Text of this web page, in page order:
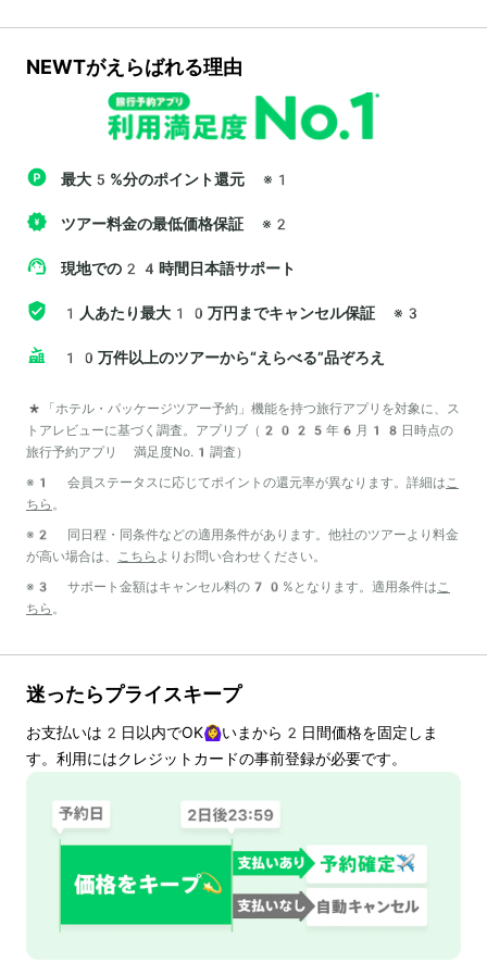
NEWTがえらばれる理由
最大5%分のポイント還元 ※1
ツアー料金の最低価格保証 ※2
現地での24時間日本語サポート
1人あたり最大10万円までキャンセル保証 ※3
10万件以上のツアーから“えらべる”品ぞろえ
*「ホテル・パッケージツアー予約」機能を持つ旅行アプリを対象に、ス
トアレビューに基づく調査。アプリブ（2025年6月18日時点の
旅行予約アプリ 満足度No.1調査）
※1 会員ステータスに応じてポイントの還元率が異なります。詳細は こ
ちら 。
※2 同日程・同条件などの適用条件があります。他社のツアーより料金
が高い場合は、
こちら よりお問い合わせください。
※3 サポート金額はキャンセル料の70%となります。適用条件は こ
ちら 。
迷ったらプライスキープ
お支払いは 2 日以内でOK🙆‍♀️いまから 2 日間価格を固定しま
す。利用にはクレジットカードの事前登録が必要です。